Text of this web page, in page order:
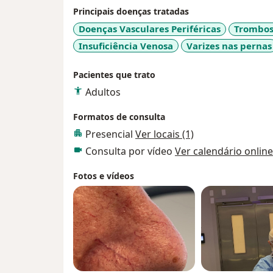
tratamento cirúrgico de varizes com Laser,
Principais doenças tratadas
Doenças Vasculares Periféricas
Insuficiência Venosa
Varizes nas pernas
Pacientes que trato
Adultos
Formatos de consulta
Presencial Ver locais (1)
Consulta por vídeo Ver calendário online
Fotos e vídeos